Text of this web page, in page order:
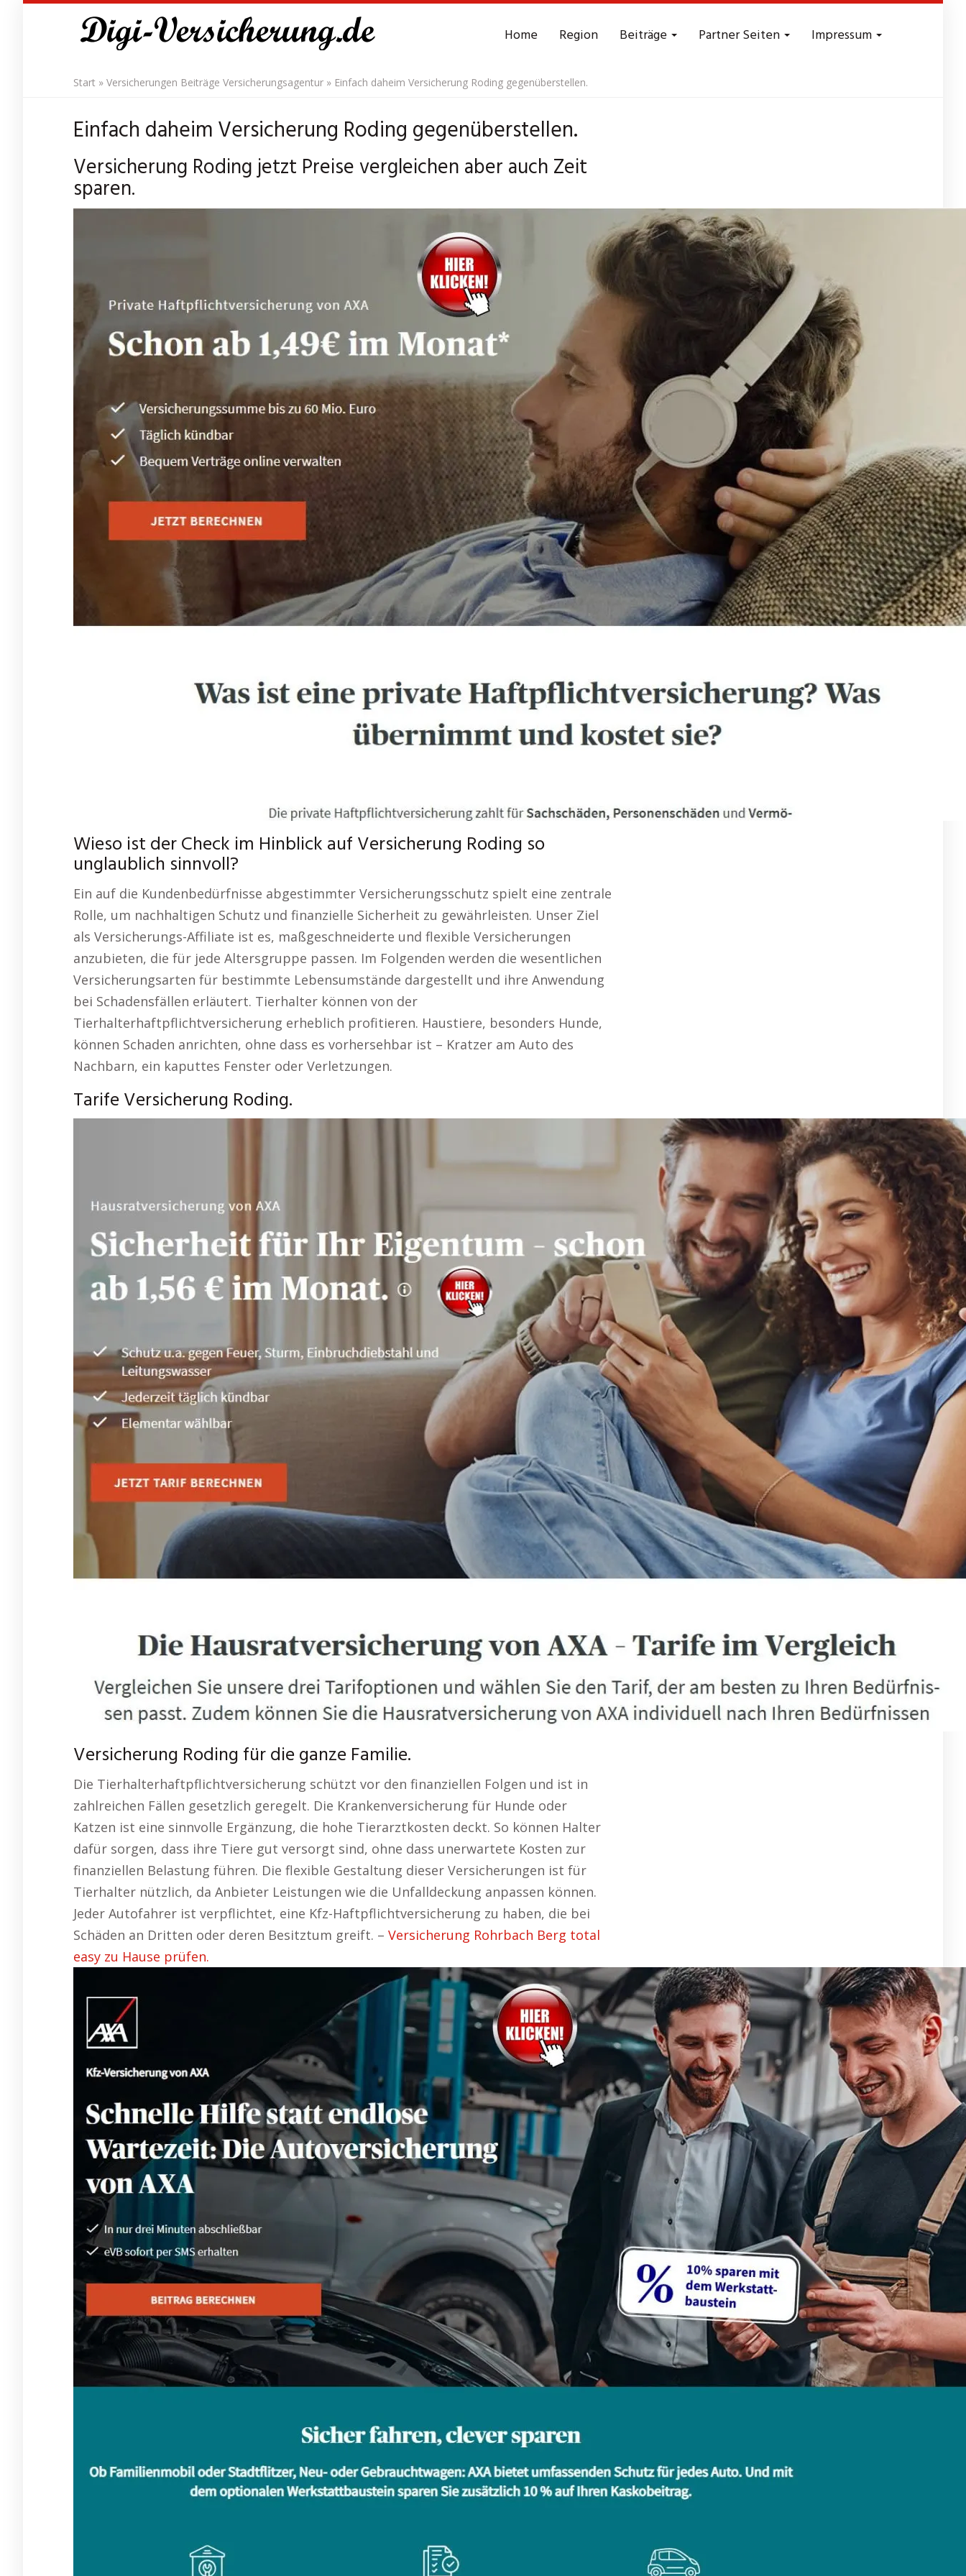
Home Region Beiträge Partner Seiten Impressum
Start » Versicherungen Beiträge Versicherungsagentur » Einfach daheim Versicherung Roding gegenüberstellen.
Einfach daheim Versicherung Roding gegenüberstellen.
Versicherung Roding jetzt Preise vergleichen aber auch Zeit
sparen.
Wieso ist der Check im Hinblick auf Versicherung Roding so
unglaublich sinnvoll?
Ein auf die Kundenbedürfnisse abgestimmter Versicherungsschutz spielt eine zentrale
Rolle, um nachhaltigen Schutz und finanzielle Sicherheit zu gewährleisten. Unser Ziel
als Versicherungs-Affiliate ist es, maßgeschneiderte und flexible Versicherungen
anzubieten, die für jede Altersgruppe passen. Im Folgenden werden die wesentlichen
Versicherungsarten für bestimmte Lebensumstände dargestellt und ihre Anwendung
bei Schadensfällen erläutert. Tierhalter können von der
Tierhalterhaftpflichtversicherung erheblich profitieren. Haustiere, besonders Hunde,
können Schaden anrichten, ohne dass es vorhersehbar ist – Kratzer am Auto des
Nachbarn, ein kaputtes Fenster oder Verletzungen.
Tarife Versicherung Roding.
Versicherung Roding für die ganze Familie.
Die Tierhalterhaftpflichtversicherung schützt vor den finanziellen Folgen und ist in
zahlreichen Fällen gesetzlich geregelt. Die Krankenversicherung für Hunde oder
Katzen ist eine sinnvolle Ergänzung, die hohe Tierarztkosten deckt. So können Halter
dafür sorgen, dass ihre Tiere gut versorgt sind, ohne dass unerwartete Kosten zur
finanziellen Belastung führen. Die flexible Gestaltung dieser Versicherungen ist für
Tierhalter nützlich, da Anbieter Leistungen wie die Unfalldeckung anpassen können.
Jeder Autofahrer ist verpflichtet, eine Kfz-Haftpflichtversicherung zu haben, die bei
Schäden an Dritten oder deren Besitztum greift. – Versicherung Rohrbach Berg total
easy zu Hause prüfen.